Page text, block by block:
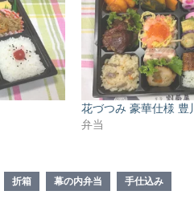
花づつみ 豪華仕様 豊
弁当
折箱 幕の内弁当 手仕込み